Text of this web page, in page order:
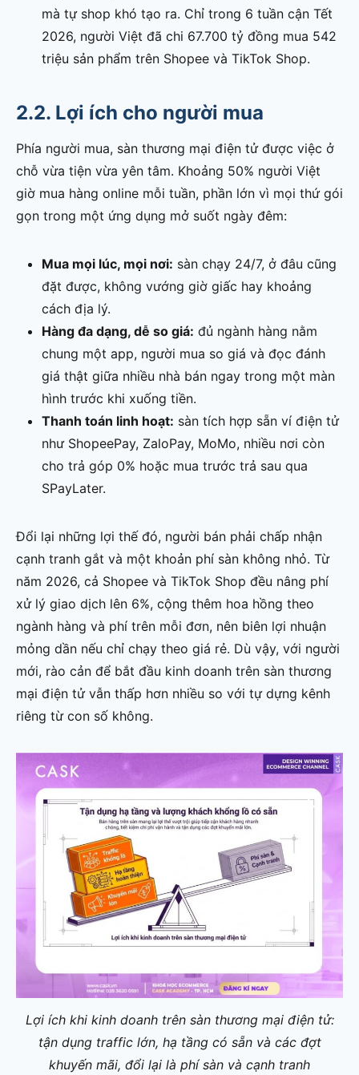
mà tự shop khó tạo ra. Chỉ trong 6 tuần cận Tết
2026, người Việt đã chi 67.700 tỷ đồng mua 542
triệu sản phẩm trên Shopee và TikTok Shop.
2.2. Lợi ích cho người mua
Phía người mua, sàn thương mại điện tử được việc ở
chỗ vừa tiện vừa yên tâm. Khoảng 50% người Việt
giờ mua hàng online mỗi tuần, phần lớn vì mọi thứ gói
gọn trong một ứng dụng mở suốt ngày đêm:
Mua mọi lúc, mọi nơi: sàn chạy 24/7, ở đâu cũng
đặt được, không vướng giờ giấc hay khoảng
cách địa lý.
Hàng đa dạng, dễ so giá: đủ ngành hàng nằm
chung một app, người mua so giá và đọc đánh
giá thật giữa nhiều nhà bán ngay trong một màn
hình trước khi xuống tiền.
Thanh toán linh hoạt: sàn tích hợp sẵn ví điện tử
như ShopeePay, ZaloPay, MoMo, nhiều nơi còn
cho trả góp 0% hoặc mua trước trả sau qua
SPayLater.
Đổi lại những lợi thế đó, người bán phải chấp nhận
cạnh tranh gắt và một khoản phí sàn không nhỏ. Từ
năm 2026, cả Shopee và TikTok Shop đều nâng phí
xử lý giao dịch lên 6%, cộng thêm hoa hồng theo
ngành hàng và phí trên mỗi đơn, nên biên lợi nhuận
mỏng dần nếu chỉ chạy theo giá rẻ. Dù vậy, với người
mới, rào cản để bắt đầu kinh doanh trên sàn thương
mại điện tử vẫn thấp hơn nhiều so với tự dựng kênh
riêng từ con số không.
Lợi ích khi kinh doanh trên sàn thương mại điện tử:
tận dụng traffic lớn, hạ tầng có sẵn và các đợt
khuyến mãi, đổi lại là phí sàn và cạnh tranh